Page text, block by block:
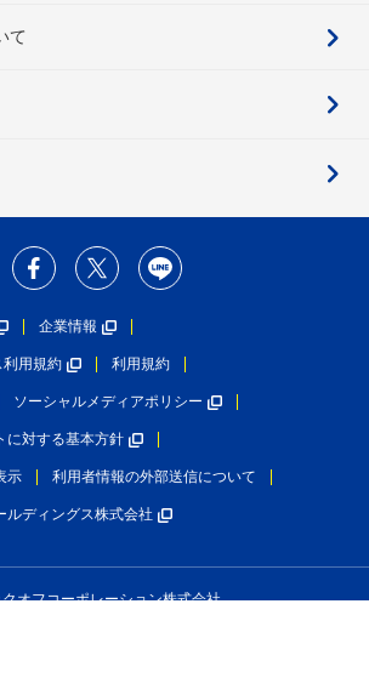
て
企業情報
利用規約 利用規約
ソーシャルメディアポリシー
に対する基本方針
示 利用者情報の外部送信について
ルディングス株式会社
オフコーポレーション株式会社